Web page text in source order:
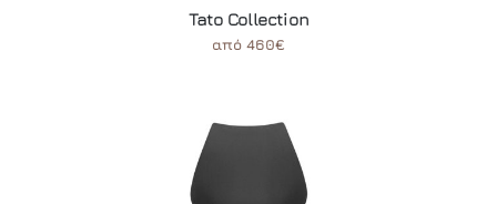
Tato Collection
από 460€